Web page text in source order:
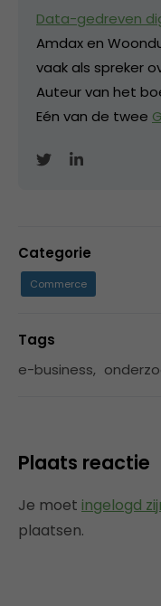
Data-gedreven
Amdax en
vaak als spreker
Auteur van het
Eén van de twee
Categorie
Commerce
Tags
e-business,
Plaats reactie
Je moet ingelogd
plaatsen.